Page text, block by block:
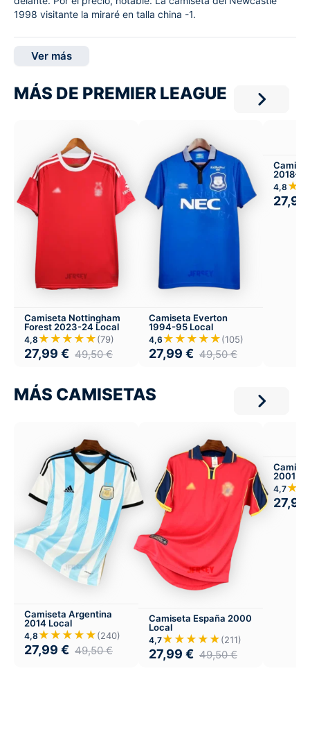
1998 visitante la miraré en talla china -1.
Ver más
MÁS DE PREMIER LEAGUE
Camiseta Nottingham
Forest 2023-24 Local
4,8 ★★★★★(79)
27,99 € 49,50€
Camiseta Everton
1994-95 Local
4,6 ★★★★★(105)
27,99 € 49,50€
2018-
4,8
27,99
MÁS CAMISETAS
Camiseta Argentina
2014 Local
4,8 ★★★★★(240)
27,99 € 49,50€
Camiseta España 2000
Local
4,7★★★★★(211)
27,99 € 49,50€
2001-
4,7
27,99